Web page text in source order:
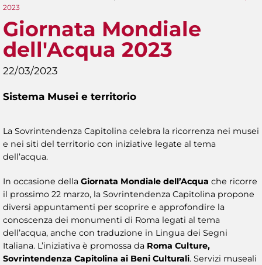
Tu sei qui
2023
Giornata Mondiale
dell'Acqua 2023
22/03/2023
Sistema Musei e territorio
La Sovrintendenza Capitolina celebra la ricorrenza nei musei
e nei siti del territorio con iniziative legate al tema
dell’acqua.
In occasione della Giornata Mondiale dell’Acqua che ricorre
il prossimo 22 marzo, la Sovrintendenza Capitolina propone
diversi appuntamenti per scoprire e approfondire la
conoscenza dei monumenti di Roma legati al tema
dell’acqua, anche con traduzione in Lingua dei Segni
Italiana. L’iniziativa è promossa da Roma Culture,
Sovrintendenza Capitolina ai Beni Culturali. Servizi museali